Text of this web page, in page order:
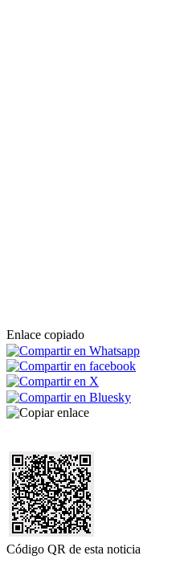
Enlace copiado
Código QR de esta noticia